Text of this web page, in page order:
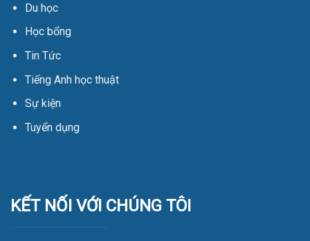
Du học
Học bổng
Tin Tức
Tiếng Anh học thuật
Sự kiện
Tuyển dụng
KẾT NỐI VỚI CHÚNG TÔI